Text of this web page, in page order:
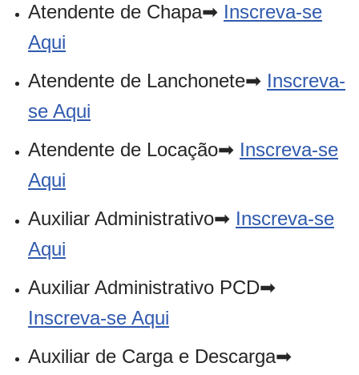
Atendente de Chapa➡ Inscreva-se
Aqui
Atendente de Lanchonete➡ Inscreva-
se Aqui
Atendente de Locação➡ Inscreva-se
Aqui
Auxiliar Administrativo➡ Inscreva-se
Aqui
Auxiliar Administrativo PCD➡
Inscreva-se Aqui
Auxiliar de Carga e Descarga➡